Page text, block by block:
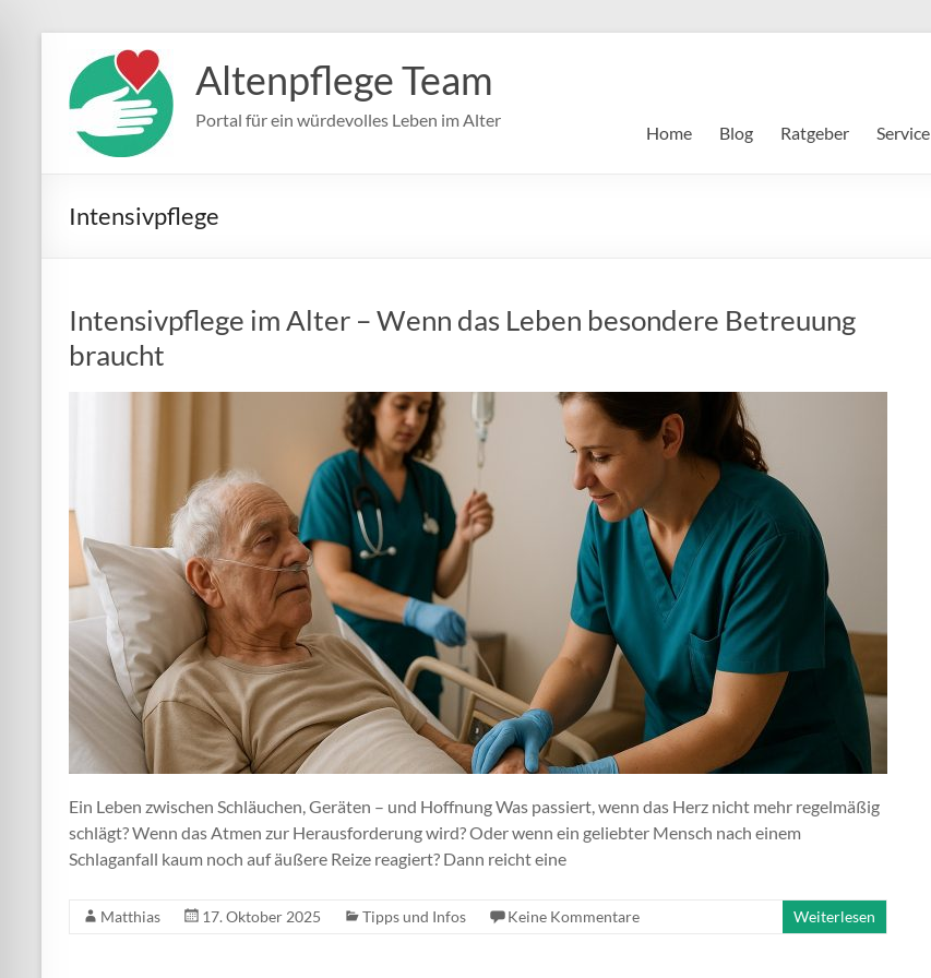
Inhalt
springen
Altenpflege Team
Portal für ein würdevolles Leben im Alter
Home Blog Ratgeber Service
Intensivpflege
Intensivpflege im Alter – Wenn das Leben besondere Betreuung
braucht
Ein Leben zwischen Schläuchen, Geräten – und Hoffnung Was passiert, wenn das Herz nicht mehr regelmäßig
schlägt? Wenn das Atmen zur Herausforderung wird? Oder wenn ein geliebter Mensch nach einem
Schlaganfall kaum noch auf äußere Reize reagiert? Dann reicht eine
Matthias 17. Oktober 2025 Tipps und Infos Keine Kommentare Weiterlesen